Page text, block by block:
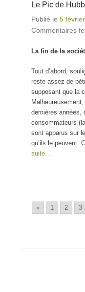
Le Pic de
Publié le 5
Commentaires
La fin de la
Tout d’abord,
reste assez de
supposant que la
dernières années,
consommateurs
sont apparus sur
qu’ils le peuvent.
suite…
« 1 2 3